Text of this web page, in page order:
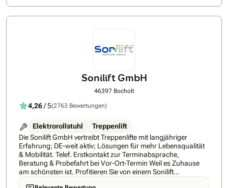
Zuschüsse Es gibt viele interessante Möglichkeiten,
ausgeschöpft? Ab Pflegegrad 1 erhalten Sie bis zu € 4.000,-
Zuschuss von Ihrer Pflegekasse - wir unterstützen Sie gerne
Jahre Garantie • Schnelle Erreichbarkeit bei Störungen •
Große Modellauswahl • Kurze Lieferzeiten, keine Anzahlung
Für Sie im Einsatz - immer in Ihrer Nähe. Wir sind ein
sind auch ein Handwerksbetrieb und führen Montagen,
zur Montage alles aus einer Hand - wir freuen uns auf Sie!
Weitere Informationen finden Sie auf: www.fital-
treppenlifte.de/
Sonilift GmbH
46397 Bocholt
4,26/ 5(2763 Bewertungen)
Elektrorollstuhl
Treppenlift
Die Sonilift GmbH vertreibt Treppenlifte mit langjähriger
Erfahrung; DE-weit aktiv; Lösungen für mehr Lebensqualität
& Mobilität. Telef. Erstkontakt zur Terminabsprache,
Beratung & Probefahrt bei Vor-Ort-Termin Weil es Zuhause
am schönsten ist. Profitieren Sie von einem Sonilift
Treppenlift, damit auch Ihr Zuhause Ihr Zuhause bleibt.